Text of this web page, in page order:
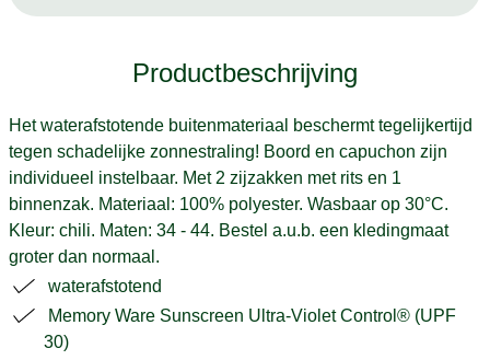
Productbeschrijving
Het waterafstotende buitenmateriaal beschermt tegelijkertijd
tegen schadelijke zonnestraling! Boord en capuchon zijn
individueel instelbaar. Met 2 zijzakken met rits en 1
binnenzak. Materiaal: 100% polyester. Wasbaar op 30°C.
Kleur: chili. Maten: 34 - 44. Bestel a.u.b. een kledingmaat
groter dan normaal.
waterafstotend
Memory Ware Sunscreen Ultra-Violet Control® (UPF
30)